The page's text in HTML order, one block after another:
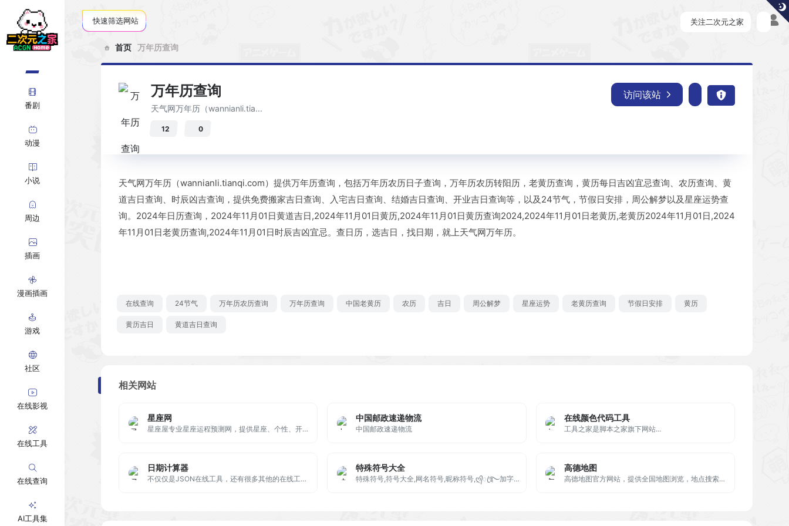
番剧
动漫
小说
周边
插画
漫画插画
游戏
社区
在线影视
在线工具
在线查询
AI工具集
快速筛选网站 关注二次元之家
首页 万年历查询
万年历查询
天气网万年历（wannianli.tia...
12 0
访问该站
天气网万年历（wannianli.tianqi.com）提供万年历查询，包括万年历农历日子查询，万年历农历转阳历，老黄历查询，黄历每日吉凶宜忌查询、农历查询、黄
道吉日查询、时辰凶吉查询，提供免费搬家吉日查询、入宅吉日查询、结婚吉日查询、开业吉日查询等，以及24节气，节假日安排，周公解梦以及星座运势查
询。2024年日历查询，2024年11月01日黄道吉日,2024年11月01日黄历,2024年11月01日黄历查询2024,2024年11月01日老黄历,老黄历2024年11月01日,2024
年11月01日老黄历查询,2024年11月01日时辰吉凶宜忌。查日历，选吉日，找日期，就上天气网万年历。
在线查询 24节气 万年历农历查询 万年历查询 中国老黄历 农历 吉日 周公解梦 星座运势 老黄历查询 节假日安排 黄历
黄历吉日 黄道吉日查询
相关网站
星座网
星座屋专业星座运程预测网，提供星座、个性、开运方法、运势、配对、解梦以及心理测试、血型、生肖、塔罗牌、算命、风水等星相命理信息。
中国邮政速递物流
中国邮政速递物流
在线颜色代码工具
工具之家是脚本之家旗下网站...
日期计算器
不仅仅是JSON在线工具，还有很多其他的在线工具。
特殊符号大全
特殊符号,符号大全,网名符号,昵称符号,ღ᭄ꦿ࿐加字填字等等在线符号生成器工具，是您获取特殊符号的好帮手!
高德地图
高德地图官方网站，提供全国地图浏览，地点搜索，公交驾车查询服务。可同时查看商家团购、优惠信息。高德地图，您的出行、生活好帮手。